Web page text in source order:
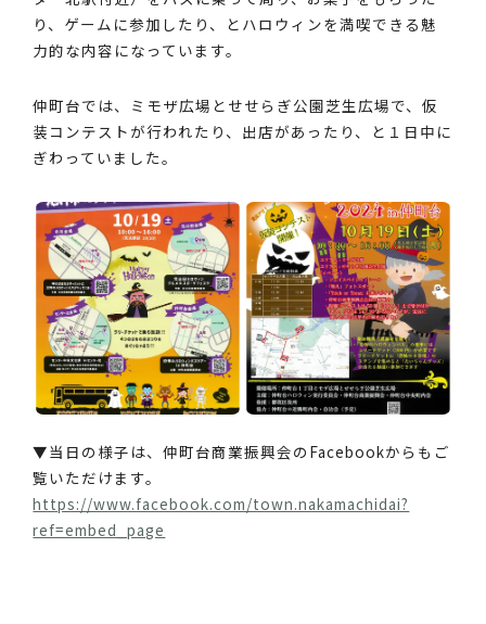
り、ゲームに参加したり、とハロウィンを満喫できる魅
力的な内容になっています。
仲町台では、ミモザ広場とせせらぎ公園芝生広場で、仮
装コンテストが行われたり、出店があったり、と１日中に
ぎわっていました。
▼当日の様子は、仲町台商業振興会のFacebookからもご
覧いただけます。
https://www.facebook.com/town.nakamachidai?
ref=embed_page